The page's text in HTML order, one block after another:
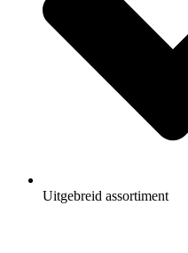
Uitgebreid assortiment